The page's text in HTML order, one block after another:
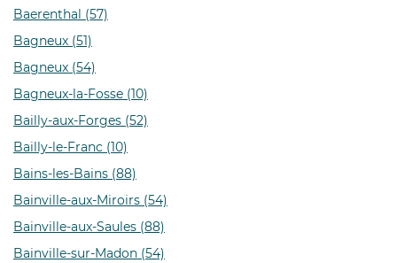
Baerenthal (57)
Bagneux (51)
Bagneux (54)
Bagneux-la-Fosse (10)
Bailly-aux-Forges (52)
Bailly-le-Franc (10)
Bains-les-Bains (88)
Bainville-aux-Miroirs (54)
Bainville-aux-Saules (88)
Bainville-sur-Madon (54)